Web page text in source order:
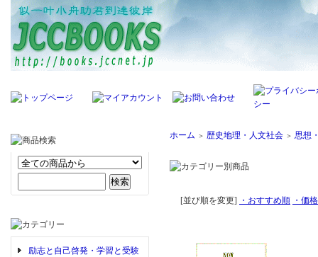
励志と自己啓発・学習と受験
ホーム ＞ 歴史地理・人文社会 ＞ 思想
[並び順を変更] ・おすすめ順 ・価